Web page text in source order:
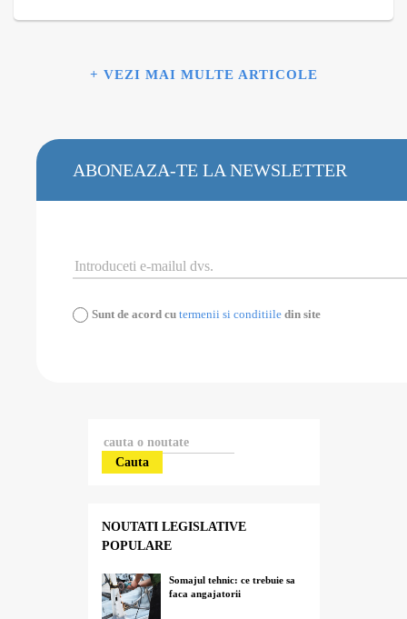
+ VEZI MAI MULTE ARTICOLE
ABONEAZA-TE LA NEWSLETTER
Sunt de acord cu termenii si conditiile din site
Cauta
NOUTATI LEGISLATIVE
POPULARE
Somajul tehnic: ce trebuie sa
faca angajatorii